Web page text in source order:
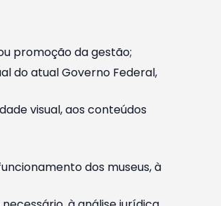
promoção da gestão;
do atual Governo Federal,
visual, aos conteúdos
dos museus, à